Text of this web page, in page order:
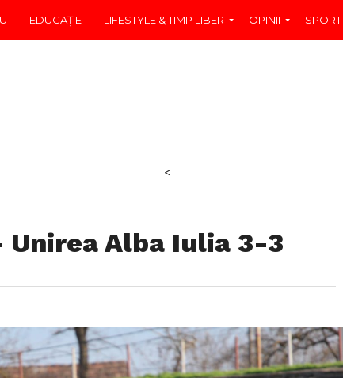
EDUCAŢIE LIFESTYLE & TIMP LIBER OPINII SPORT
<
Alba Iulia 3-3